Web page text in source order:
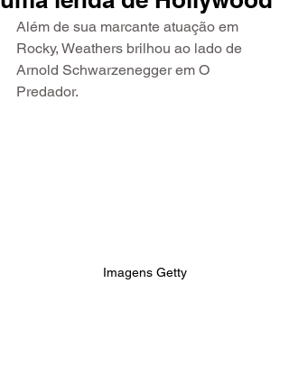
Além de sua marcante atuação em
Rocky, Weathers brilhou ao lado de
Arnold Schwarzenegger em O
Predador.
Imagens Getty